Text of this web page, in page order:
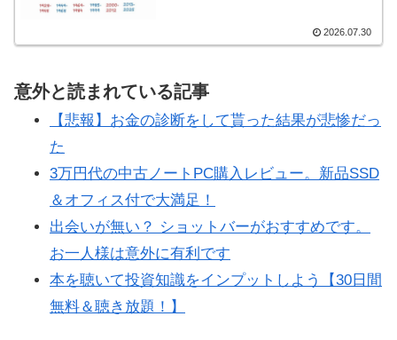
2026.07.30
意外と読まれている記事
【悲報】お金の診断をして貰った結果が悲惨だっ
た
3万円代の中古ノートPC購入レビュー。新品SSD
＆オフィス付で大満足！
出会いが無い？ ショットバーがおすすめです。
お一人様は意外に有利です
本を聴いて投資知識をインプットしよう【30日間
無料＆聴き放題！】